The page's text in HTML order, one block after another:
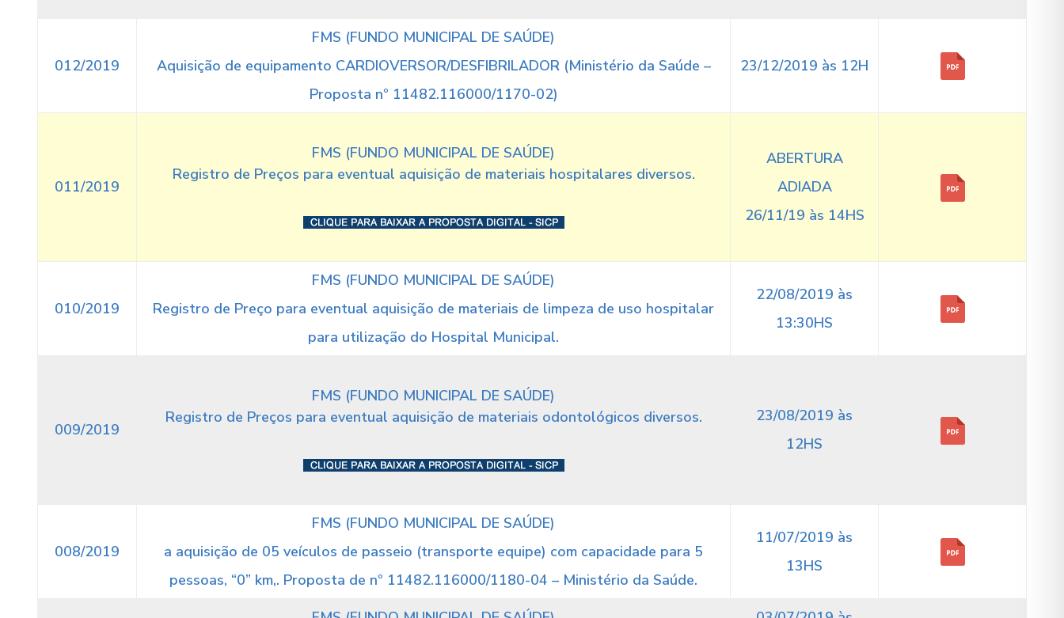
012/2019
FMS (FUNDO MUNICIPAL DE SAÚDE)
Aquisição de equipamento CARDIOVERSOR/DESFIBRILADOR (Ministério da Saúde –
Proposta nº 11482.116000/1170-02)
23/12/2019 às 12H
011/2019
FMS (FUNDO MUNICIPAL DE SAÚDE)
Registro de Preços para eventual aquisição de materiais hospitalares diversos.
ABERTURA
ADIADA
26/11/19 às 14HS
010/2019
FMS (FUNDO MUNICIPAL DE SAÚDE)
Registro de Preço para eventual aquisição de materiais de limpeza de uso hospitalar
para utilização do Hospital Municipal.
22/08/2019 às
13:30HS
009/2019
FMS (FUNDO MUNICIPAL DE SAÚDE)
Registro de Preços para eventual aquisição de materiais odontológicos diversos.
23/08/2019 às
12HS
008/2019
FMS (FUNDO MUNICIPAL DE SAÚDE)
a aquisição de 05 veículos de passeio (transporte equipe) com capacidade para 5
pessoas, “0” km,. Proposta de nº 11482.116000/1180-04 – Ministério da Saúde.
11/07/2019 às
13HS